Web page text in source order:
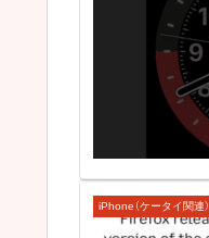
iPhone（ケータイ関連）